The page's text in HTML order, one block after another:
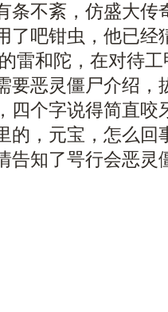
条不紊，仿盛大传
吧钳虫，他已经
雷和陀，在对待
要恶灵僵尸介绍，
四个字说得简直咬
的，元宝，怎么回
告知了咢行会恶灵